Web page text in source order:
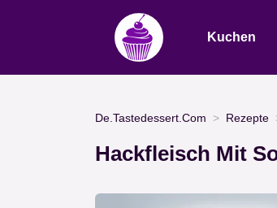
Kuchen
De.Tastedessert.Com Rezepte
Hackfleisch Mit